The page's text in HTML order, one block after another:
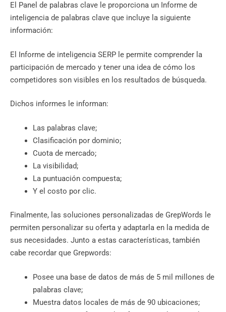
El Panel de palabras clave le proporciona un Informe de
inteligencia de palabras clave que incluye la siguiente
información:
El Informe de inteligencia SERP le permite comprender la
participación de mercado y tener una idea de cómo los
competidores son visibles en los resultados de búsqueda.
Dichos informes le informan:
Las palabras clave;
Clasificación por dominio;
Cuota de mercado;
La visibilidad;
La puntuación compuesta;
Y el costo por clic.
Finalmente, las soluciones personalizadas de GrepWords le
permiten personalizar su oferta y adaptarla en la medida de
sus necesidades. Junto a estas características, también
cabe recordar que Grepwords:
Posee una base de datos de más de 5 mil millones de
palabras clave;
Muestra datos locales de más de 90 ubicaciones;